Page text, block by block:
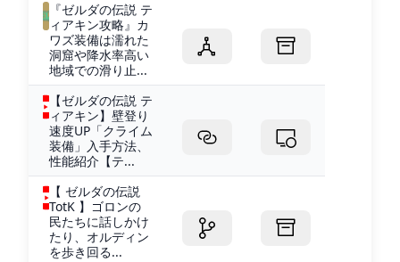
『ゼルダの伝説 テ
ィアキン攻略』カ
ワズ装備は濡れた
洞窟や降水率高い
地域での滑り止...
【ゼルダの伝説 テ
ィアキン】壁登り
速度UP「クライム
装備」入手方法、
性能紹介【テ...
【 ゼルダの伝説
TotK 】ゴロンの
民たちに話しかけ
たり、オルディン
を歩き回る...